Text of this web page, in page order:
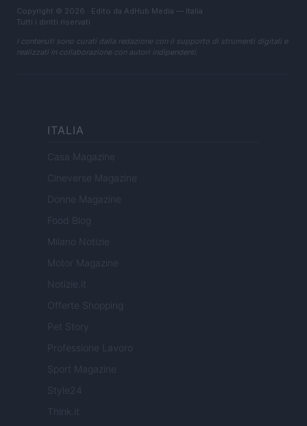
Copyright © 2026 · Edito da AdHub Media — Italia
Tutti i diritti riservati
I contenuti sono curati dalla redazione con il supporto di strumenti digitali e
realizzati in collaborazione con autori indipendenti.
ITALIA
Casa Magazine
Cineverse Magazine
Donne Magazine
Food Blog
Milano Notizie
Motor Magazine
Notizie.it
Offerte Shopping
Pet Story
Professione Lavoro
Sport Magazine
Style24
Think.it